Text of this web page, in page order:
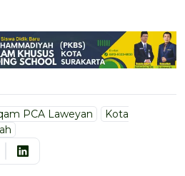
PCA Laweyan
Kota